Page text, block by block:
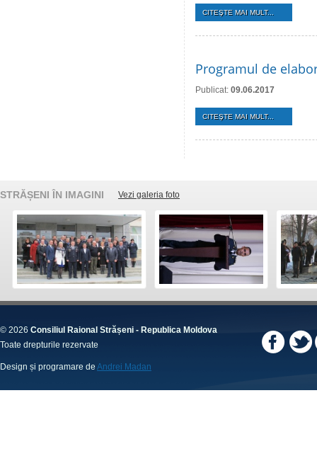
CITEŞTE MAI MULT...
Programul de
Publicat: 09.06.2017
CITEŞTE MAI MULT...
STRĂȘENI ÎN IMAGINI Vezi galeria foto
© 2026 Consiliul Raional Strășeni - Republica Moldova
Toate drepturile rezervate
Design și programare de Andrei Madan